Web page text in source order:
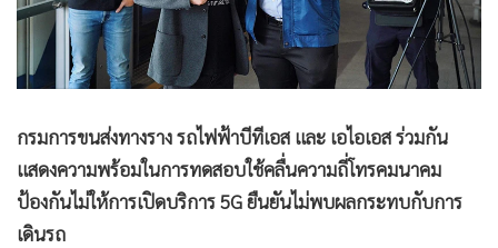
• ท่องเที่ยว
กีฬา
• ต่างประเทศ
Special Scoop
• เศรษฐกิจ-ธุรกิจ
• จีน
• ชุมชน-คุณภาพชีวิต
กรมการขนส่งทางราง รถไฟฟ้าบีทีเอส และ เอไอเอส ร่วมกัน
แสดงความพร้อมในการทดสอบใช้คลื่นความถี่โทรคมนาคม
ป้องกันไม่ให้การเปิดบริการ 5G ยืนยันไม่พบผลกระทบกับการ
เดินรถ